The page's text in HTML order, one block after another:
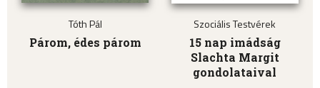
Tóth Pál
Párom, édes párom
Szociális Testvérek
15 nap imádság
Slachta Margit
gondolataival